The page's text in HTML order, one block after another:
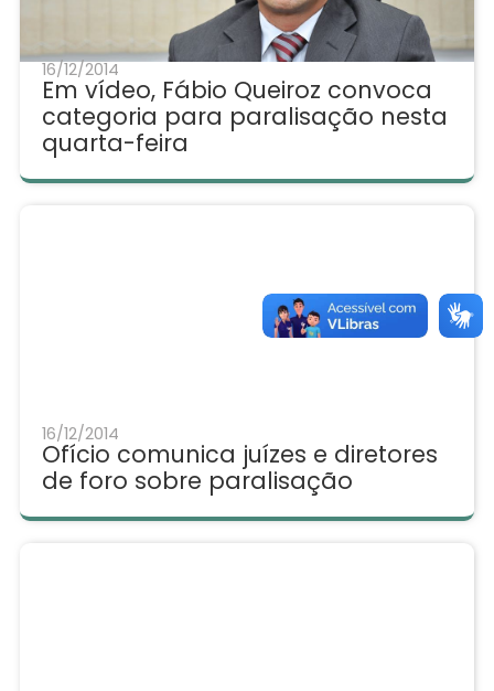
16/12/2014
Em vídeo, Fábio Queiroz convoca
categoria para paralisação nesta
quarta-feira
16/12/2014
Ofício comunica juízes e diretores
de foro sobre paralisação